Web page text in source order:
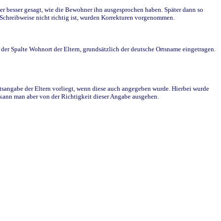
gesagt, wie die Bewohner ihn ausgesprochen haben. Später dann so
nicht richtig ist, wurden Korrekturen vorgenommen.
Spalte Wohnort der Eltern, grundsätzlich der deutsche Ortsname eingetragen.
der Eltern vorliegt, wenn diese auch angegeben wurde. Hierbei wurde
man aber von der Richtigkeit dieser Angabe ausgehen.